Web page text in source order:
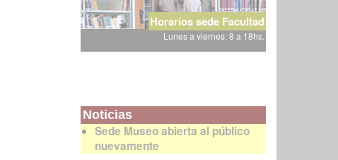
Horarios sede Facultad
Lunes a viernes: 8 a 18hs.
Noticias
Sede Museo abierta al público
nuevamente